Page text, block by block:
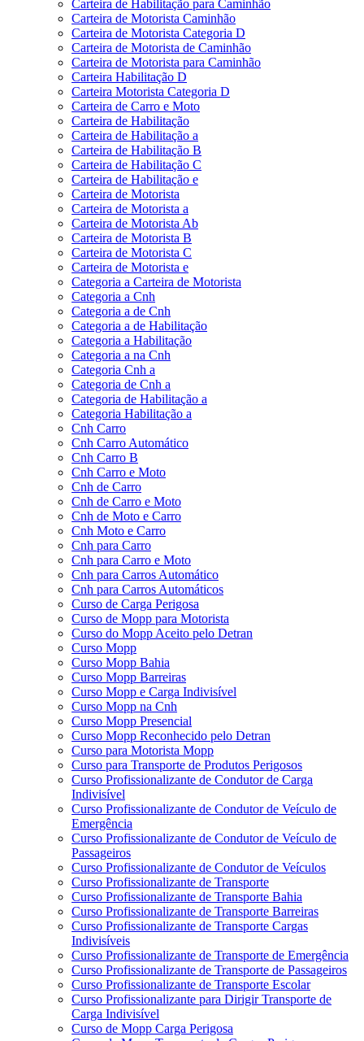
Carteira de Habilitação para Caminhão
Carteira de Motorista Caminhão
Carteira de Motorista Categoria D
Carteira de Motorista de Caminhão
Carteira de Motorista para Caminhão
Carteira Habilitação D
Carteira Motorista Categoria D
Carteira de Carro e Moto
Carteira de Habilitação
Carteira de Habilitação a
Carteira de Habilitação B
Carteira de Habilitação C
Carteira de Habilitação e
Carteira de Motorista
Carteira de Motorista a
Carteira de Motorista Ab
Carteira de Motorista B
Carteira de Motorista C
Carteira de Motorista e
Categoria a Carteira de Motorista
Categoria a Cnh
Categoria a de Cnh
Categoria a de Habilitação
Categoria a Habilitação
Categoria a na Cnh
Categoria Cnh a
Categoria de Cnh a
Categoria de Habilitação a
Categoria Habilitação a
Cnh Carro
Cnh Carro Automático
Cnh Carro B
Cnh Carro e Moto
Cnh de Carro
Cnh de Carro e Moto
Cnh de Moto e Carro
Cnh Moto e Carro
Cnh para Carro
Cnh para Carro e Moto
Cnh para Carros Automático
Cnh para Carros Automáticos
Curso de Carga Perigosa
Curso de Mopp para Motorista
Curso do Mopp Aceito pelo Detran
Curso Mopp
Curso Mopp Bahia
Curso Mopp Barreiras
Curso Mopp e Carga Indivisível
Curso Mopp na Cnh
Curso Mopp Presencial
Curso Mopp Reconhecido pelo Detran
Curso para Motorista Mopp
Curso para Transporte de Produtos Perigosos
Curso Profissionalizante de Condutor de Carga
Indivisível
Curso Profissionalizante de Condutor de Veículo de
Emergência
Curso Profissionalizante de Condutor de Veículo de
Passageiros
Curso Profissionalizante de Condutor de Veículos
Curso Profissionalizante de Transporte
Curso Profissionalizante de Transporte Bahia
Curso Profissionalizante de Transporte Barreiras
Curso Profissionalizante de Transporte Cargas
Indivisíveis
Curso Profissionalizante de Transporte de Emergência
Curso Profissionalizante de Transporte de Passageiros
Curso Profissionalizante de Transporte Escolar
Curso Profissionalizante para Dirigir Transporte de
Carga Indivisível
Curso de Mopp Carga Perigosa